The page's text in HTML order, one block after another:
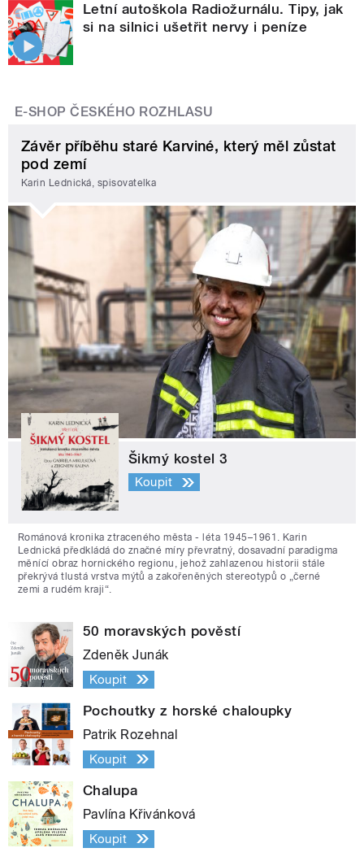
Letní autoškola Radiožurnálu. Tipy, jak
si na silnici ušetřit nervy i peníze
E-SHOP ČESKÉHO ROZHLASU
Závěr příběhu staré Karviné, který měl zůstat
pod zemí
Karin Lednická, spisovatelka
Šikmý kostel 3
Koupit
Románová kronika ztraceného města - léta 1945–1961. Karin
Lednická předkládá do značné míry převratný, dosavadní paradigma
měnící obraz hornického regionu, jehož zahlazenou historii stále
překrývá tlustá vrstva mýtů a zakořeněných stereotypů o „černé
zemi a rudém kraji“.
50 moravských pověstí
Zdeněk Junák
Koupit
Pochoutky z horské chaloupky
Patrik Rozehnal
Koupit
Chalupa
Pavlína Křivánková
Koupit